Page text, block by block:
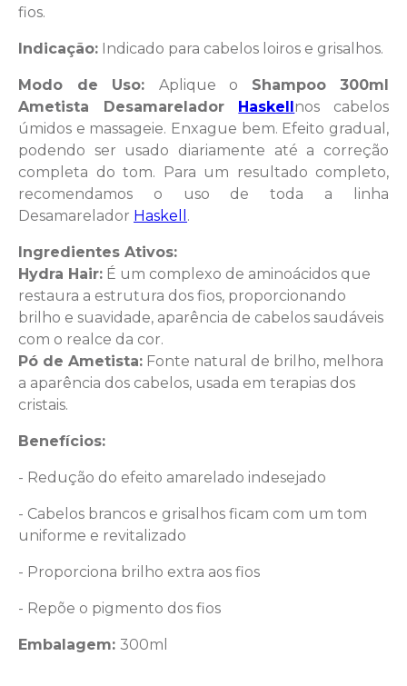
fios.
Indicação: Indicado para cabelos loiros e grisalhos.
Modo de Uso: Aplique o Shampoo 300ml
Ametista Desamarelador Haskellnos cabelos
úmidos e massageie. Enxague bem. Efeito gradual,
podendo ser usado diariamente até a correção
completa do tom. Para um resultado completo,
recomendamos o uso de toda a linha
Desamarelador Haskell .
Ingredientes Ativos:
Hydra Hair: É um complexo de aminoácidos que
restaura a estrutura dos fios, proporcionando
brilho e suavidade, aparência de cabelos saudáveis
com o realce da cor.
Pó de Ametista: Fonte natural de brilho, melhora
a aparência dos cabelos, usada em terapias dos
cristais.
Benefícios:
- Redução do efeito amarelado indesejado
- Cabelos brancos e grisalhos ficam com um tom
uniforme e revitalizado
- Proporciona brilho extra aos fios
- Repõe o pigmento dos fios
Embalagem: 300ml